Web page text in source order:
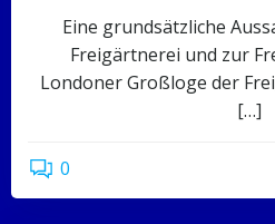
Eine grundsätzliche
Freigärtnerei und zur
Londoner Großloge der
[…]
0